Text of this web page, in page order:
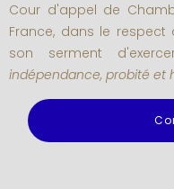
Cour d'appel de
France, dans le
son serment
indépendance, probité et